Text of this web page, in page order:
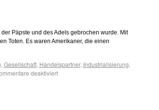
Päpste und des Adels gebrochen wurde. Mit
Toten. Es waren Amerikaner, die einen
, Gesellschaft, Handelspartner, Industrialisierung,
deaktiviert